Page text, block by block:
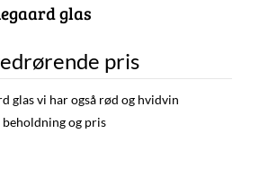
glas
pris
glas vi har også rød og hvidvin
og pris